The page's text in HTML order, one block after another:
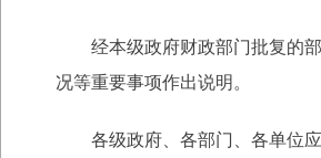
经本级政府财政部门批复的部
况等重要事项作出说明。
各级政府、各部门、各单位应